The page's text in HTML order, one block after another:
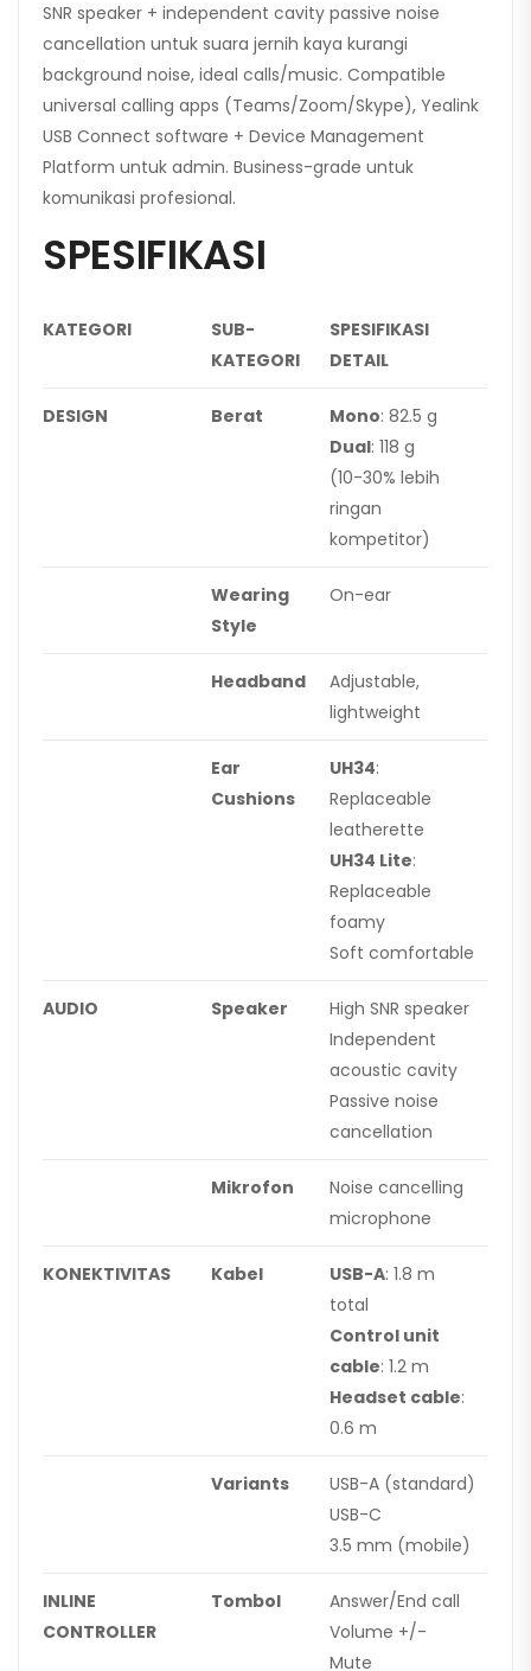
SNR speaker + independent cavity passive noise
cancellation untuk suara jernih kaya kurangi
background noise, ideal calls/music. Compatible
universal calling apps (Teams/Zoom/Skype), Yealink
USB Connect software + Device Management
Platform untuk admin. Business-grade untuk
komunikasi profesional.
SPESIFIKASI
KATEGORI
SUB-
KATEGORI
SPESIFIKASI
DETAIL
DESIGN Berat Mono: 82.5 g
Dual: 118 g
(10-30% lebih
ringan
kompetitor)
Wearing
Style
On-ear
Headband
Adjustable,
lightweight
Ear
Cushions
UH34:
Replaceable
leatherette
UH34 Lite:
Replaceable
foamy
Soft comfortable
AUDIO Speaker
High SNR speaker
Independent
acoustic cavity
Passive noise
cancellation
Mikrofon
Noise cancelling
microphone
KONEKTIVITAS Kabel USB-A: 1.8 m
total
Control unit
cable: 1.2 m
Headset cable:
0.6 m
Variants
USB-A (standard)
USB-C
3.5 mm (mobile)
INLINE
CONTROLLER
Tombol
Answer/End call
Volume +/-
Mute